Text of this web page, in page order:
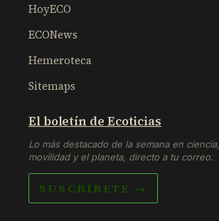
HoyECO
ECONews
Hemeroteca
Sitemaps
El boletín de Ecoticias
Lo más destacado de la semana en
movilidad y el planeta, directo a tu correo.
SUSCRÍBETE →